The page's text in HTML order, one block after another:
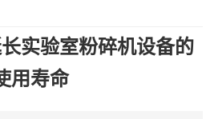
实验室粉碎机设备的
用寿命